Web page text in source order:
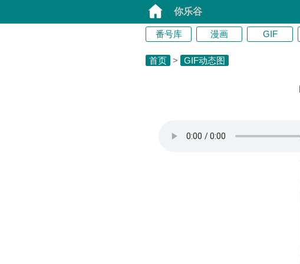
你乐谷
番号库 漫画 GIF
首页 > GIF动态图